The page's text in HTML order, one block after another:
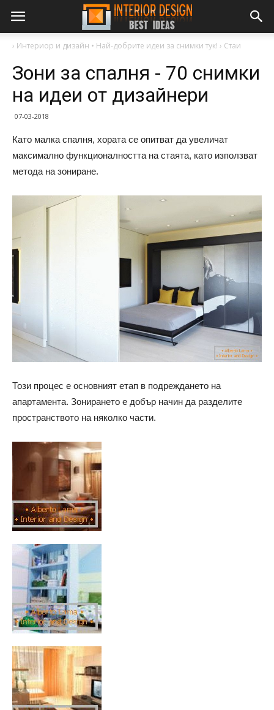
› Интериор и дизайн • Най-добрите идеи за снимки тук! › Стаи
Зони за спалня - 70 снимки
на идеи от дизайнери
07-03-2018
Като малка спалня, хората се опитват да увеличат
максимално функционалността на стаята, като използват
метода на зониране.
Този процес е основният етап в подреждането на
апартамента. Зонирането е добър начин да разделите
пространството на няколко части.